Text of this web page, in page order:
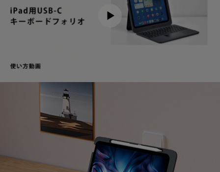
Download a transcript of this video